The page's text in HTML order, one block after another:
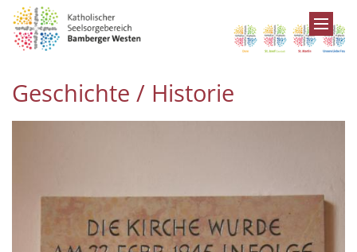
Zum Inhalt springen
Geschichte / Historie